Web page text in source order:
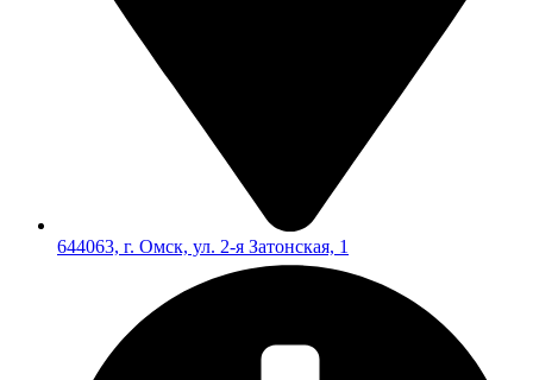
644063, г. Омск, ул. 2-я Затонская, 1